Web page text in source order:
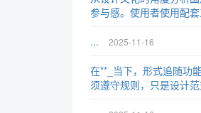
参与感。使用者使用配
... 2025-11-16
在**_当下，形式追随功
须遵守规则，只是设计